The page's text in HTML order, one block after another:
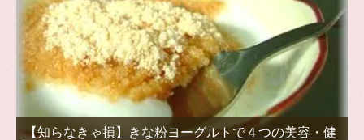
【知らなきゃ損】きな粉ヨーグルトで４つの美容・健